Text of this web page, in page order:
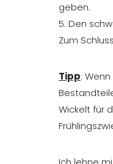
geben.
5. Den
Zum
Tipp:
Wickelt für